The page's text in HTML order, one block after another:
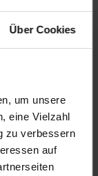
Über Cookies
um unsere
eine Vielzahl
zu verbessern
auf